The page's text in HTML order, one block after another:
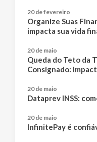
20 de fevereiro
Organize Suas
impacta sua vida
20 de maio
Queda do Teto da
Consignado:
20 de maio
Dataprev INSS:
20 de maio
InfinitePay é